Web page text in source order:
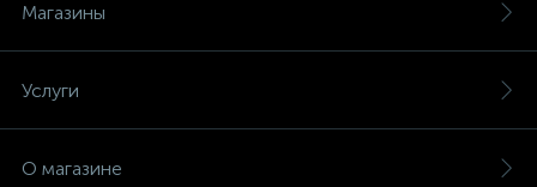
Магазины
Услуги
О магазине